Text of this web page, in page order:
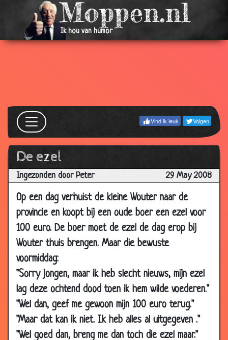
Ik hou van humor
Vind ik leuk Volgen
De ezel
Ingezonden door Peter 29 May 2008
Op een dag verhuist de kleine Wouter naar de
provincie en koopt bij een oude boer een ezel voor
100 euro. De boer moet de ezel de dag erop bij
Wouter thuis brengen. Maar die bewuste
voormiddag:
"Sorry jongen, maar ik heb slecht nieuws, mijn ezel
lag deze ochtend dood toen ik hem wilde voederen."
"Wel dan, geef me gewoon mijn 100 euro terug."
"Maar dat kan ik niet. Ik heb alles al uitgegeven ."
"Wel goed dan, breng me dan toch die ezel maar."
11 Sep 2019 Op papier
2.79
26 Aug 2019
Jochem Myjer - Anna Kournikova
2.84